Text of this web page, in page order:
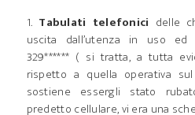
1. Tabulati telefonici delle
uscita dall’utenza in uso ed
329****** ( si tratta, a tutta
rispetto a quella operativa
sostiene essergli stato
predetto cellulare, vi era una